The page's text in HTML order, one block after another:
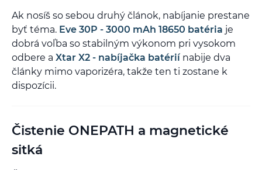
Ak nosíš so sebou druhý článok, nabíjanie prestane
byť téma. Eve 30P - 3000 mAh 18650 batéria je
dobrá voľba so stabilným výkonom pri vysokom
odbere a Xtar X2 - nabíjačka batériínabije dva
články mimo vaporizéra, takže ten ti zostane k
dispozícii.
Čistenie ONEPATH a magnetické
sitká